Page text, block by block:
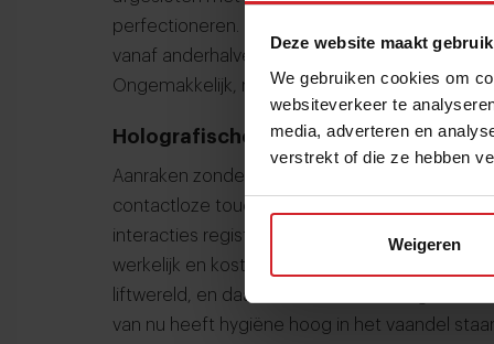
Deze website maakt
We gebruiken cookies om
websiteverkeer te
media, adverteren en
verstrekt of die ze hebben
Weigeren
perfectioneren. Hoe ziet dat er dan uit? Wat
vanaf anderhalve meter jouw gezicht scant
Ongemakkelijk, maar wel hygiënisch.
Holografische menukaarten
Aanraken zonder aan te raken, dat is het idee
contactloze touchscreens. Geen fysiek glas,
interacties registreert. Futuristischer dan dit
werkelijk en kosten ze een slordige 2.500
liftwereld, en daarmee is de technologie ook
van nu heeft hygiëne hoog in het vaandel